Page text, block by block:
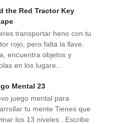
the Red Tractor Key
transportar heno con tu
rojo, pero falta la llave.
encuentra objetos y
en los lugare...
Mental 23
juego mental para
tu mente Tienes que
los 13 niveles . Escribe